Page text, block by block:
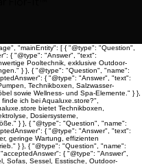
"mainEntity": [ { "@type": "Question",
{ "@type": "Answer", "text":
Pooltechnik, exklusive Outdoor-
} }, { "@type": "Question", "name":
{ "@type": "Answer", "text":
Technikboxen, Salzwasser-
sowie Wellness- und Spa-Elemente." } },
ich bei Aqualuxe.store?",
bietet Technikboxen,
Dosiersysteme,
} }, { "@type": "Question", "name":
{ "@type": "Answer", "text":
geringe Wartung, effizienten
} }, { "@type": "Question", "name":
{ "@type": "Answer",
Sofas, Sessel, Esstische, Outdoor-